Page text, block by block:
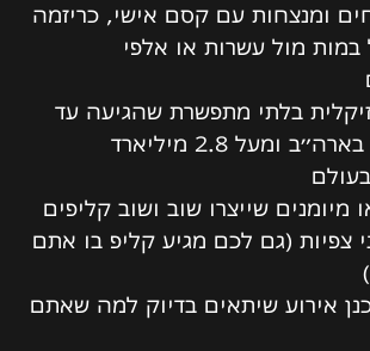
ומנצחות עם קסם אישי, כריזמה
במות מול עשרות או אלפי
בלתי מתפשרת שהגיעה עד
לסופרבול בארה״ב ומעל 2.8 מיליארד
מיומנים שייצרו שוב ושוב קליפים
צפיות (גם לכם מגיע קליפ בו אתם
אירוע שיתאים בדיוק למה שאתם